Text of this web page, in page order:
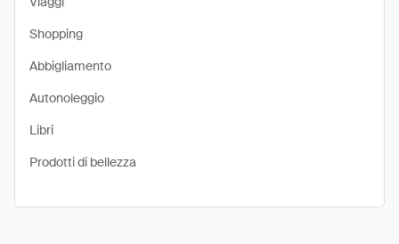
Shopping
Abbigliamento
Autonoleggio
Libri
Prodotti di bellezza